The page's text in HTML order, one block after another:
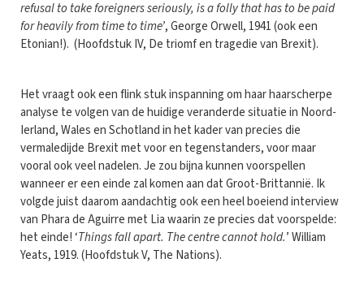
refusal to take foreigners seriously, is a folly that has to be paid
for heavily from time to time’, George Orwell, 1941 (ook een
Etonian!). (Hoofdstuk IV, De triomf en tragedie van Brexit).
Het vraagt ook een flink stuk inspanning om haar haarscherpe
analyse te volgen van de huidige veranderde situatie in Noord-
Ierland, Wales en Schotland in het kader van precies die
vermaledijde Brexit met voor en tegenstanders, voor maar
vooral ook veel nadelen. Je zou bijna kunnen voorspellen
wanneer er een einde zal komen aan dat Groot-Brittannië. Ik
volgde juist daarom aandachtig ook een heel boeiend interview
van Phara de Aguirre met Lia waarin ze precies dat voorspelde:
het einde! ‘Things fall apart. The centre cannot hold.’ William
Yeats, 1919. (Hoofdstuk V, The Nations).